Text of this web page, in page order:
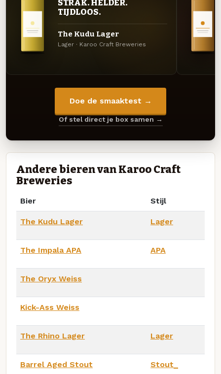
STRAK. HELDER.
TIJDLOOS.
The Kudu Lager
Lager · Karoo Craft Breweries
Doe de smaaktest →
Of stel direct je box samen →
Andere bieren van Karoo Craft
Breweries
Bier Stijl
The Kudu Lager Lager
The Impala APA APA
The Oryx Weiss
Kick-Ass Weiss
The Rhino Lager Lager
Barrel Aged Stout Stout_